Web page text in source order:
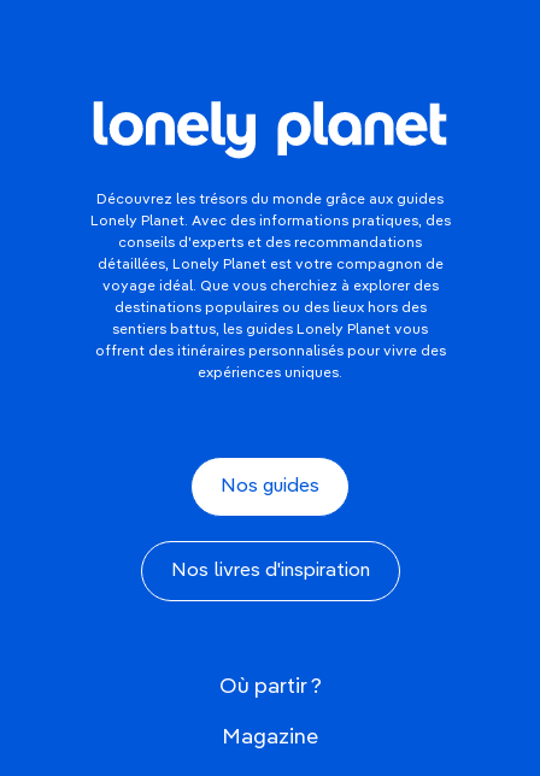
Découvrez les trésors du monde grâce aux guides
Lonely Planet. Avec des informations pratiques, des
conseils d'experts et des recommandations
détaillées, Lonely Planet est votre compagnon de
voyage idéal. Que vous cherchiez à explorer des
destinations populaires ou des lieux hors des
sentiers battus, les guides Lonely Planet vous
offrent des itinéraires personnalisés pour vivre des
expériences uniques.
Nos guides
Nos livres d'inspiration
Où partir ?
Magazine